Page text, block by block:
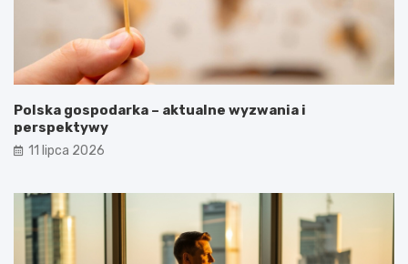
Polska gospodarka – aktualne wyzwania i
perspektywy
11 lipca 2026